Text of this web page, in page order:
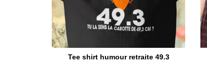
Tee shirt humour retraite 49.3